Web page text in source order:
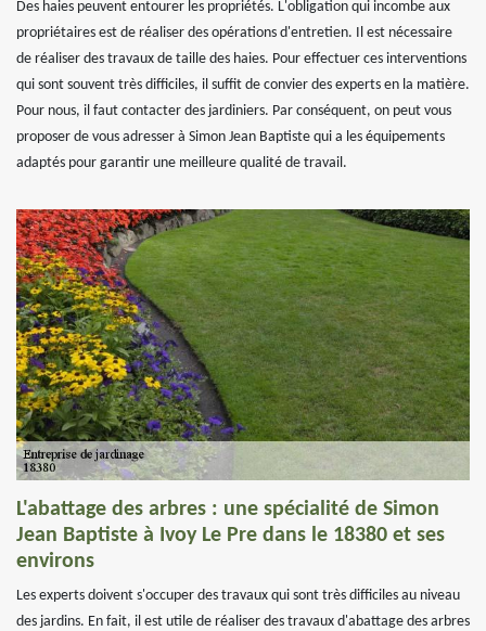
Des haies peuvent entourer les propriétés. L'obligation qui incombe aux
propriétaires est de réaliser des opérations d'entretien. Il est nécessaire
de réaliser des travaux de taille des haies. Pour effectuer ces interventions
qui sont souvent très difficiles, il suffit de convier des experts en la matière.
Pour nous, il faut contacter des jardiniers. Par conséquent, on peut vous
proposer de vous adresser à Simon Jean Baptiste qui a les équipements
adaptés pour garantir une meilleure qualité de travail.
L'abattage des arbres : une spécialité de Simon
Jean Baptiste à Ivoy Le Pre dans le 18380 et ses
environs
Les experts doivent s'occuper des travaux qui sont très difficiles au niveau
des jardins. En fait, il est utile de réaliser des travaux d'abattage des arbres